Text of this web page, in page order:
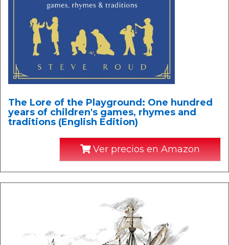
The Lore of the Playground: One hundred
years of children's games, rhymes and
traditions (English Edition)
Ver precios en Amazon